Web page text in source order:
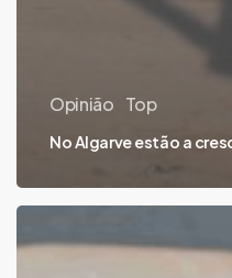
Opinião Top
No Algarve estão a